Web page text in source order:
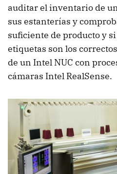
auditar el inventario de
sus estanterías y
suficiente de producto y
etiquetas son los
de un Intel NUC con
cámaras Intel RealSense.